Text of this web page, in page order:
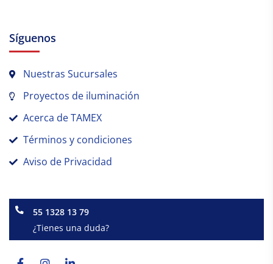
Síguenos
Nuestras Sucursales
Proyectos de iluminación
Acerca de TAMEX
Términos y condiciones
Aviso de Privacidad
55 1328 13 79
¿Tienes una duda?
f